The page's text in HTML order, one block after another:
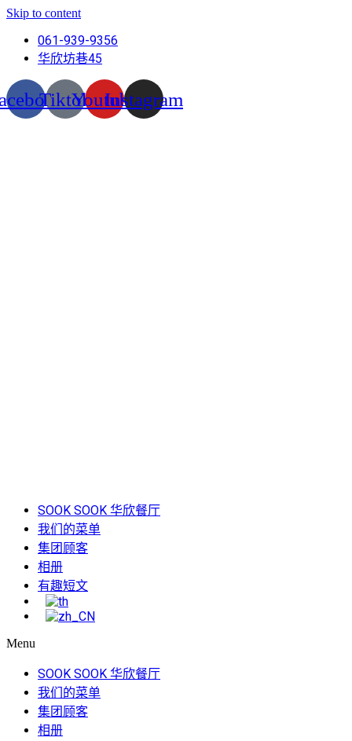
Skip to content
061-939-9356
华欣坊巷45
TiktokYoutubeInstagram
SOOK SOOK 华欣餐厅
我们的菜单
集团顾客
相册
有趣短文
Menu
SOOK SOOK 华欣餐厅
我们的菜单
集团顾客
相册